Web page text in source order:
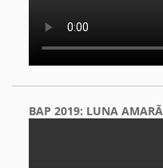
BAP 2019: LUNA AMARĂ